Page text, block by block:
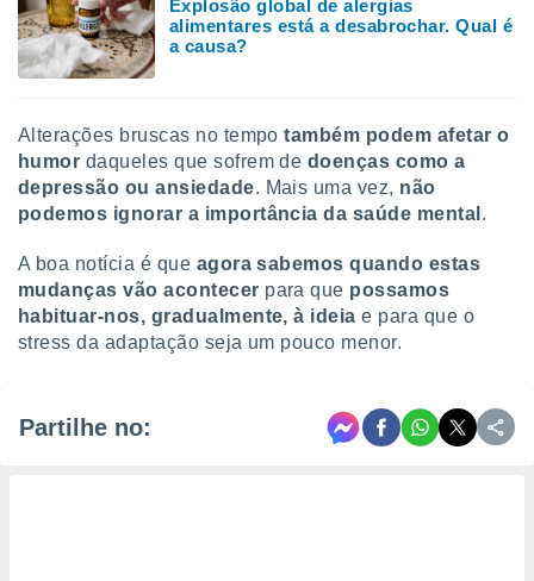
Explosão global de alergias
alimentares está a desabrochar. Qual é
a causa?
Alterações bruscas no tempotambém podem afetar o
humor daqueles que sofrem de doenças como a
depressão ou ansiedade. Mais uma vez, não
podemos ignorar a importância da saúde mental .
A boa notícia é que agora sabemos quando estas
mudanças vão acontecer para que possamos
habituar-nos, gradualmente, à ideia e para que o
stress da adaptação seja um pouco menor.
Partilhe no: